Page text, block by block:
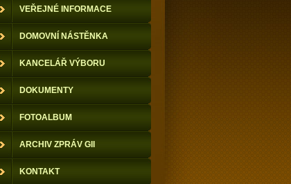
VEŘEJNÉ INFORMACE
DOMOVNÍ NÁSTĚNKA
KANCELÁŘ VÝBORU
DOKUMENTY
FOTOALBUM
ARCHIV ZPRÁV GII
KONTAKT